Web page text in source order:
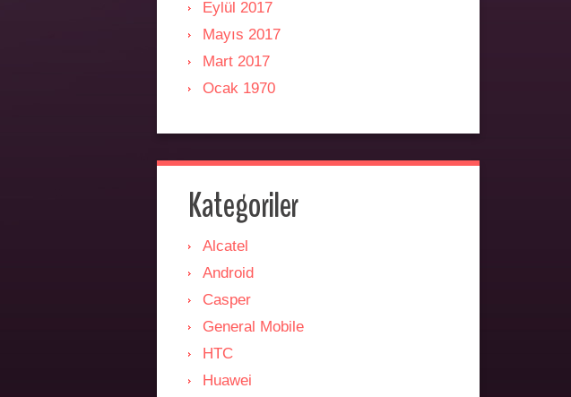
Eylül 2017
Mayıs 2017
Mart 2017
Ocak 1970
Kategoriler
Alcatel
Android
Casper
General Mobile
HTC
Huawei